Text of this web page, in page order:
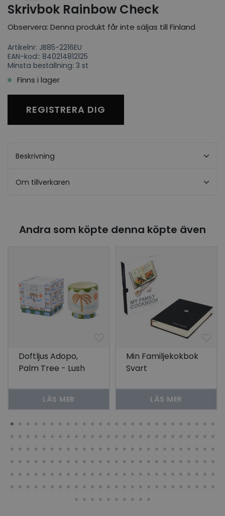
Skrivbok Rainbow Check
Observera: Denna produkt får inte säljas till Finland
Artikelnr: JB85-2216EU
EAN-kod:: 840214812125
Minsta beställning: 3 st
Finns i lager
REGISTRERA DIG
Beskrivning
Om tillverkaren
Andra som köpte denna köpte även
Doftljus Adopo,
Palm Tree - Lush
LÄS MER
Min Familjekokbok
Svart
LÄS MER